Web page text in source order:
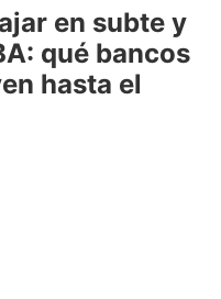
en subte y
qué bancos
hasta el